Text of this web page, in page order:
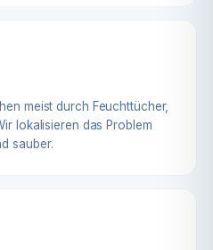
meist durch Feuchttücher,
lokalisieren das Problem
sauber.